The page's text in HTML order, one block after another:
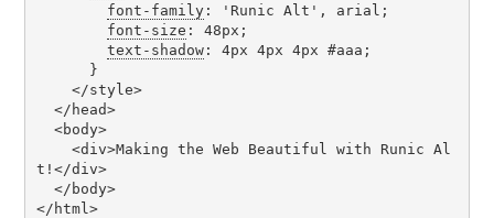
font-family: 'Runic Alt', arial;
font-size : 48px;
text-shadow: 4px 4px 4px #aaa;
t!</div>
</html>